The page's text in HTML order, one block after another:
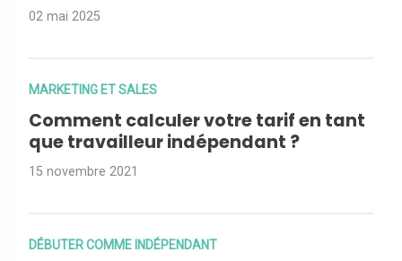
02 mai 2025
MARKETING ET SALES
Comment calculer votre tarif en tant
que travailleur indépendant ?
15 novembre 2021
DÉBUTER COMME INDÉPENDANT